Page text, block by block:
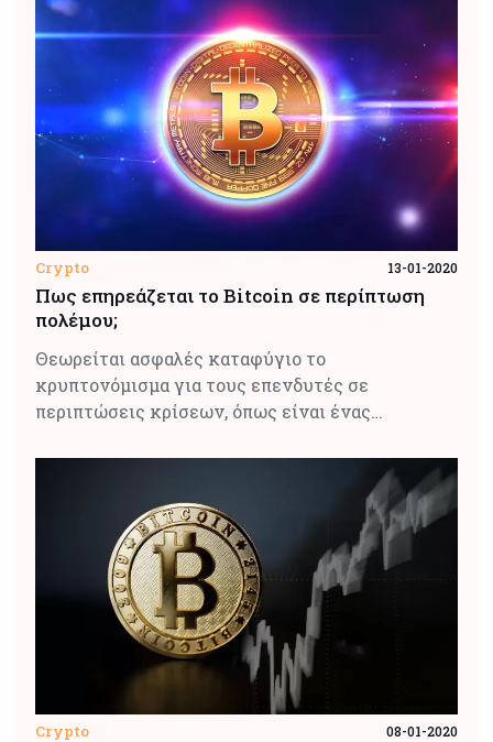
Crypto 13-01-2020
Πως επηρεάζεται το Bitcoin σε περίπτωση
πολέμου;
Θεωρείται ασφαλές καταφύγιο το
κρυπτονόμισμα για τους επενδυτές σε
περιπτώσεις κρίσεων, όπως είναι ένας…
Crypto 08-01-2020